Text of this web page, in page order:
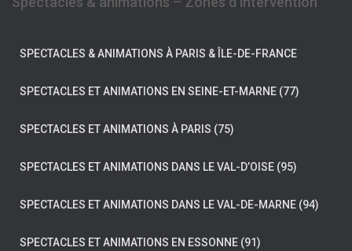
SPECTACLES & ANIMATIONS À PARIS & ÎLE-DE-FRANCE
SPECTACLES ET ANIMATIONS EN SEINE-ET-MARNE (77)
SPECTACLES ET ANIMATIONS À PARIS (75)
SPECTACLES ET ANIMATIONS DANS LE VAL-D’OISE (95)
SPECTACLES ET ANIMATIONS DANS LE VAL-DE-MARNE (94)
SPECTACLES ET ANIMATIONS EN ESSONNE (91)